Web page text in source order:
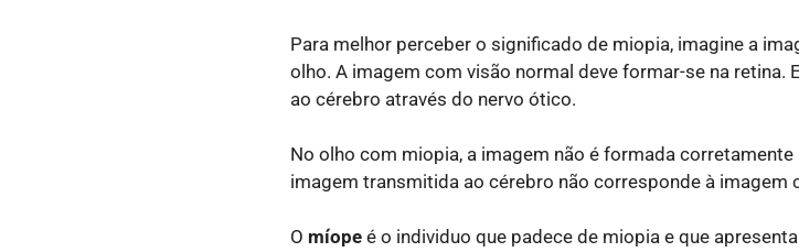
Para melhor perceber o significado de miopia, imagine a
olho. A imagem com visão normal deve formar-se na
ao cérebro através do nervo ótico.
No olho com miopia, a imagem não é formada
imagem transmitida ao cérebro não corresponde à imagem
O míope é o individuo que padece de miopia e que